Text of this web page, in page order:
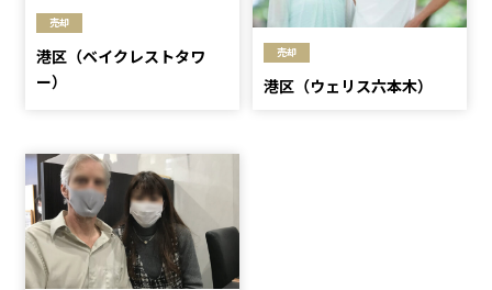
売却
港区（ベイクレストタワ
ー）
売却
港区（ウェリス六本木）